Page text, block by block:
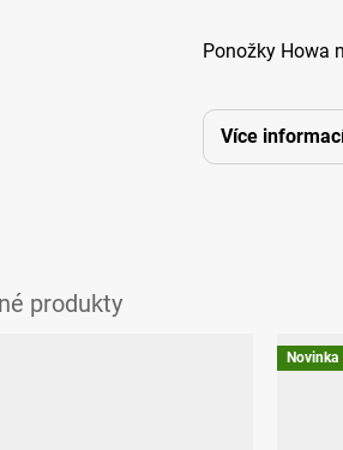
Ponožky Howa
Více
Novinka